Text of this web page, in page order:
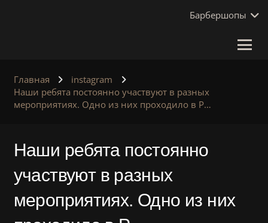
Барбершопы
Главная
instagram
Наши ребята постоянно участвуют в разных
мероприятиях. Одно из них проходило в P…
Наши ребята постоянно
участвуют в разных
мероприятиях. Одно из них